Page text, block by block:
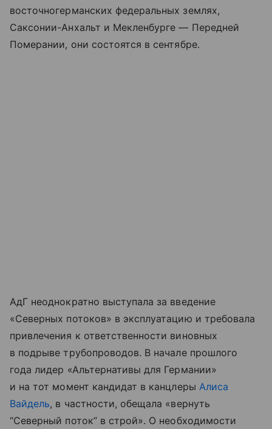
восточногерманских федеральных землях,
Саксонии-Анхальт и Мекленбурге — Передней
Померании, они состоятся в сентябре.
АдГ неоднократно выступала за введение
«Северных потоков» в эксплуатацию и требовала
привлечения к ответственности виновных
в подрыве трубопроводов. В начале прошлого
года лидер «Альтернативы для Германии»
и на тот момент кандидат в канцлеры Алиса
Вайдель, в частности, обещала «вернуть
“Северный поток” в строй». О необходимости